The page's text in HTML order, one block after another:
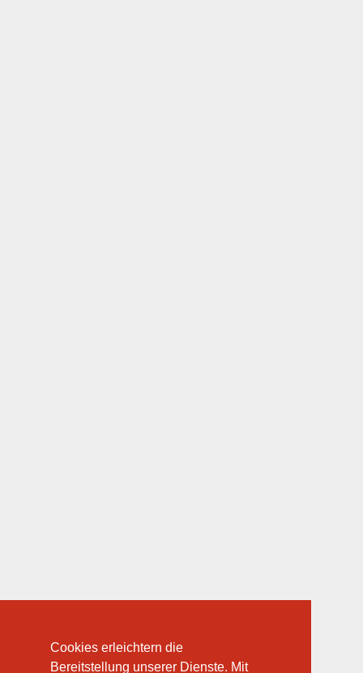
Cookies erleichtern die
Bereitstellung unserer Dienste. Mit